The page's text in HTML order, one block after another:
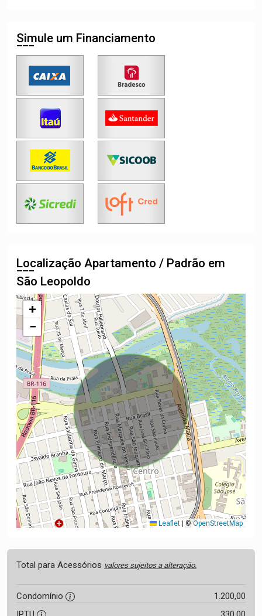
Simule um Financiamento
Localização Apartamento / Padrão em
São Leopoldo
+
−
Leaflet ©OpenStreetMap
Total para Acessórios valores sujeitos a alteração.
Condomínio
1.200,00